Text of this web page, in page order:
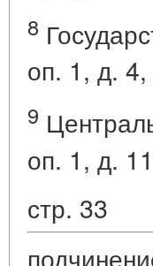
8
оп. 1, д.
9
оп. 1, д.
стр. 33